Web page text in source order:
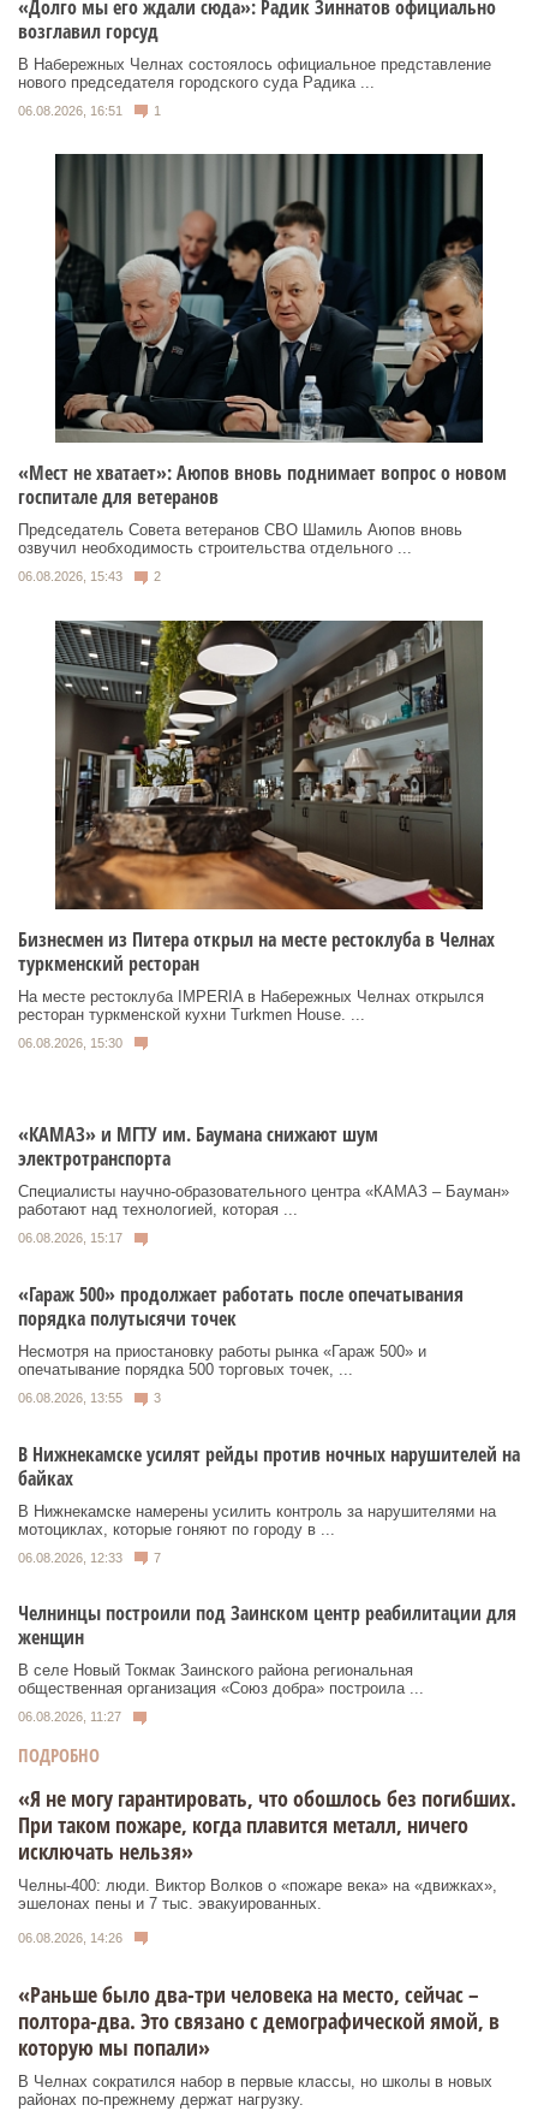
«Долго мы его ждали сюда»: Радик Зиннатов официально
возглавил горсуд
В Набережных Челнах состоялось официальное представление
нового председателя городского суда Радика ...
06.08.2026, 16:51 1
«Мест не хватает»: Аюпов вновь поднимает вопрос о новом
госпитале для ветеранов
Председатель Совета ветеранов СВО Шамиль Аюпов вновь
озвучил необходимость строительства отдельного ...
06.08.2026, 15:43 2
Бизнесмен из Питера открыл на месте рестоклуба в Челнах
туркменский ресторан
На месте рестоклуба IMPERIA в Набережных Челнах открылся
ресторан туркменской кухни Turkmen House. ...
06.08.2026, 15:30
«КАМАЗ» и МГТУ им. Баумана снижают шум
электротранспорта
Специалисты научно-образовательного центра «КАМАЗ – Бауман»
работают над технологией, которая ...
06.08.2026, 15:17
«Гараж 500» продолжает работать после опечатывания
порядка полутысячи точек
Несмотря на приостановку работы рынка «Гараж 500» и
опечатывание порядка 500 торговых точек, ...
06.08.2026, 13:55 3
В Нижнекамске усилят рейды против ночных нарушителей на
байках
В Нижнекамске намерены усилить контроль за нарушителями на
мотоциклах, которые гоняют по городу в ...
06.08.2026, 12:33 7
Челнинцы построили под Заинском центр реабилитации для
женщин
В селе Новый Токмак Заинского района региональная
общественная организация «Союз добра» построила ...
06.08.2026, 11:27
ПОДРОБНО
«Я не могу гарантировать, что обошлось без погибших.
При таком пожаре, когда плавится металл, ничего
исключать нельзя»
Челны-400: люди. Виктор Волков о «пожаре века» на «движках»,
эшелонах пены и 7 тыс. эвакуированных.
06.08.2026, 14:26
«Раньше было два-три человека на место, сейчас –
полтора-два. Это связано с демографической ямой, в
которую мы попали»
В Челнах сократился набор в первые классы, но школы в новых
районах по-прежнему держат нагрузку.